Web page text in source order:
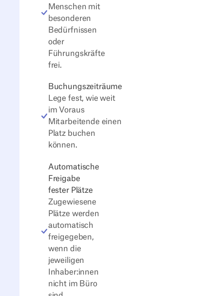
Menschen mit
besonderen
Bedürfnissen
oder
Führungskräfte
frei.
Buchungszeiträume
Lege fest, wie weit
im Voraus
Mitarbeitende einen
Platz buchen
können.
Automatische
Freigabe
fester Plätze
Zugewiesene
Plätze werden
automatisch
freigegeben,
wenn die
jeweiligen
Inhaber:innen
nicht im Büro